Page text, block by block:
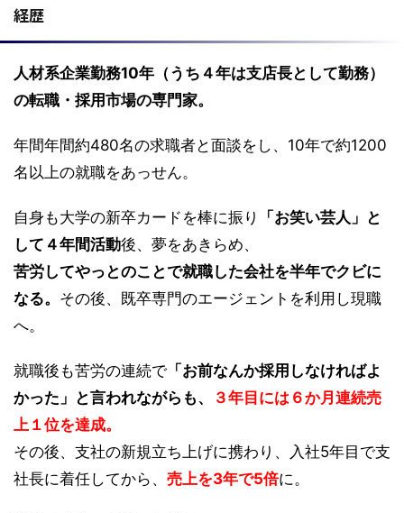
経歴
人材系企業勤務10年（うち４年は支店長として勤務）
の転職・採用市場の専門家。
年間年間約480名の求職者と面談をし、10年で約1200
名以上の就職をあっせん。
自身も大学の新卒カードを棒に振り
「お笑い芸人」と
して４年間活動後、夢をあきらめ、
苦労してやっとのことで就職した会社を半年でクビに
なる。 その後、既卒専門のエージェントを利用し現職
へ。
就職後も苦労の連続で「お前なんか採用しなければよ
かった」と言われながらも、
３年目には６か月連続売
上１位を達成。
その後、支社の新規立ち上げに携わり、入社5年目で支
社長に着任してから、 売上を3年で5倍に。